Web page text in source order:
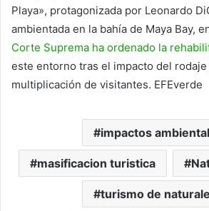
Playa», protagonizada por Leonardo
ambientada en la bahía de Maya Bay,
Corte Suprema ha ordenado la
este entorno tras el impacto del rodaje
multiplicación de visitantes. EFEverde
impactos
masificacion turistica
turismo de